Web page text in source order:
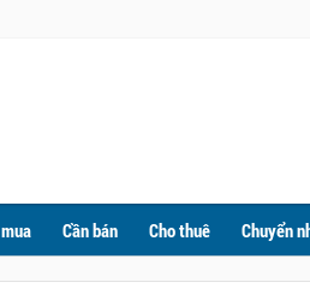
Cần bán Cho thuê Chuyển